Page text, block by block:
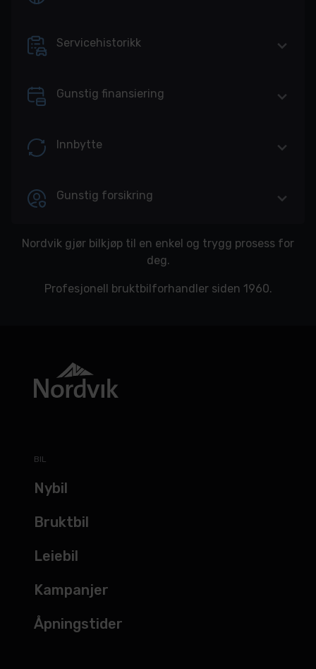
Servicehistorikk
Gunstig finansiering
Innbytte
Gunstig forsikring
Nordvik gjør bilkjøp til en enkel og trygg prosess for
deg.
Profesjonell bruktbilforhandler siden 1960.
BIL
Nybil
Bruktbil
Leiebil
Kampanjer
Åpningstider